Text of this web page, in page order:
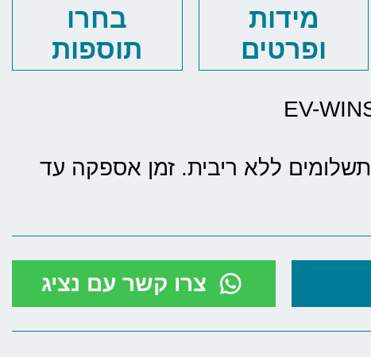
מידות
ופרטים
בחרו
תוספות
חשוב לדעת: עד 12 תשלומים ללא ריבית. זמן אספקה עד
צרו קשר עם נציג